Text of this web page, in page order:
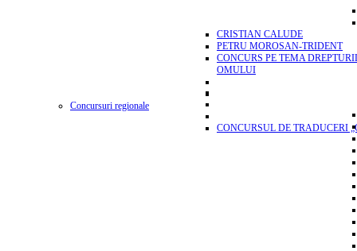
CRISTIAN CALUDE
PETRU MOROSAN-TRIDENT
CONCURS PE TEMA
OMULUI
Concursuri regionale
CONCURSUL DE TRADUCERI